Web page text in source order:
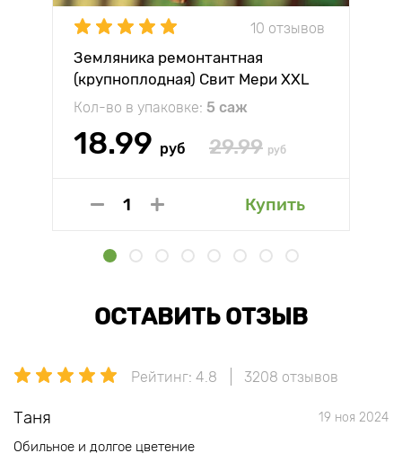
10 отзывов
Земляника ремонтантная
(крупноплодная) Свит Мери XXL
Кол-во в упаковке: 5 саж
18.99 руб 29.99 руб
Купить
ОСТАВИТЬ ОТЗЫВ
Рейтинг: 4.8 3208 отзывов
Таня 19 ноя 2024
Обильное и долгое цветение